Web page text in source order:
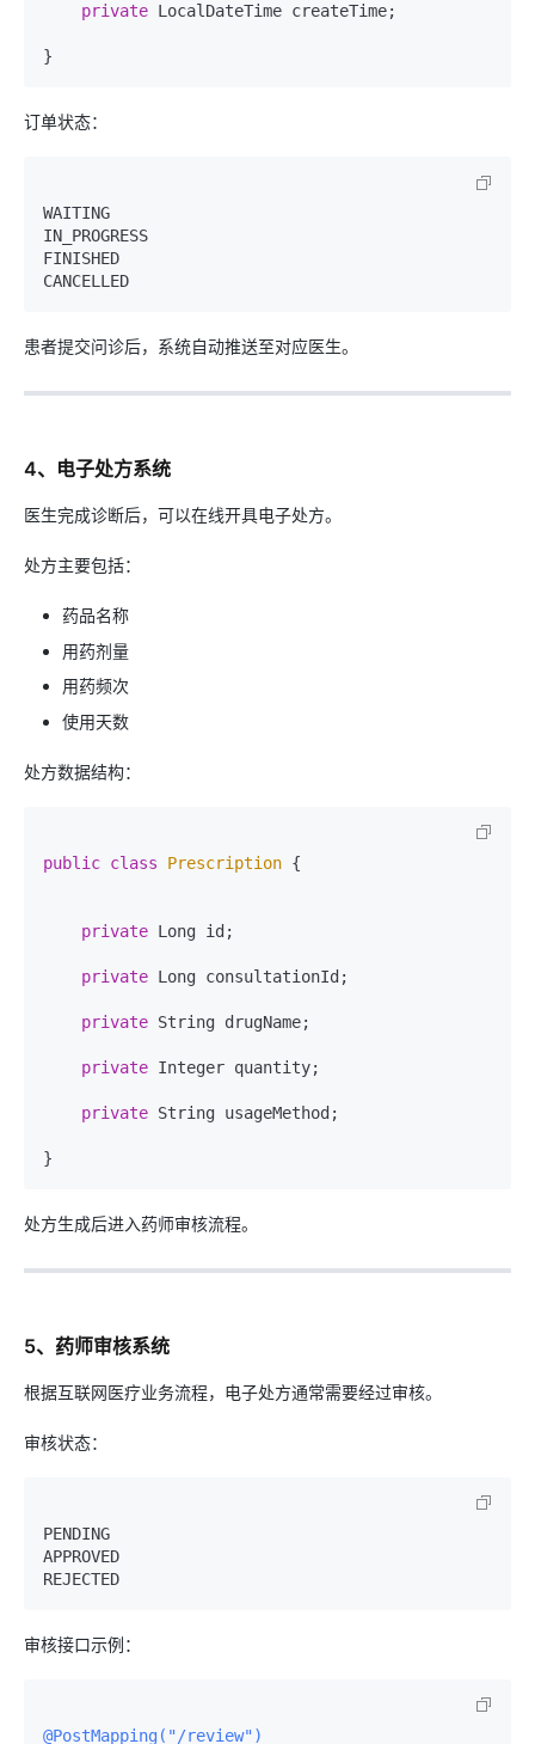
private LocalDateTime createTime;
订单状态：
WAITING
IN_PROGRESS
FINISHED
患者提交问诊后，系统自动推送至对应医生。
4、电子处方系统
医生完成诊断后，可以在线开具电子处方。
处方主要包括：
药品名称
用药剂量
用药频次
使用天数
处方数据结构：
public class Prescription {
private Long id;
private Long consultationId;
private String drugName;
private Integer quantity;
private String usageMethod;
处方生成后进入药师审核流程。
5、药师审核系统
根据互联网医疗业务流程，电子处方通常需要经过审核。
审核状态：
PENDING
APPROVED
审核接口示例：
@PostMapping("/review")